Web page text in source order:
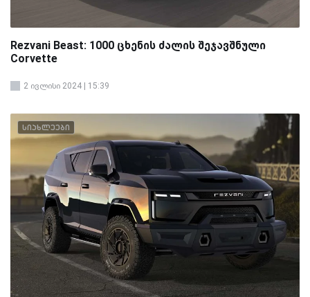
Rezvani Beast: 1000 ცხენის ძალის შეჯავშნული
Corvette
2 ივლისი 2024 | 15:39
სიახლეები